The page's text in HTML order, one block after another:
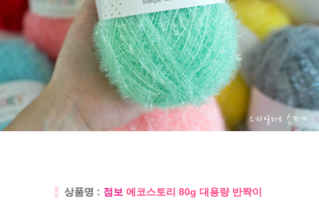
- 상품명 : 점보 에코스토리 80g 대용량 반짝이